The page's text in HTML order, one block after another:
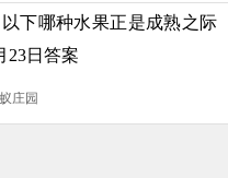
下哪种水果正是成熟之际
23日答案
庄园